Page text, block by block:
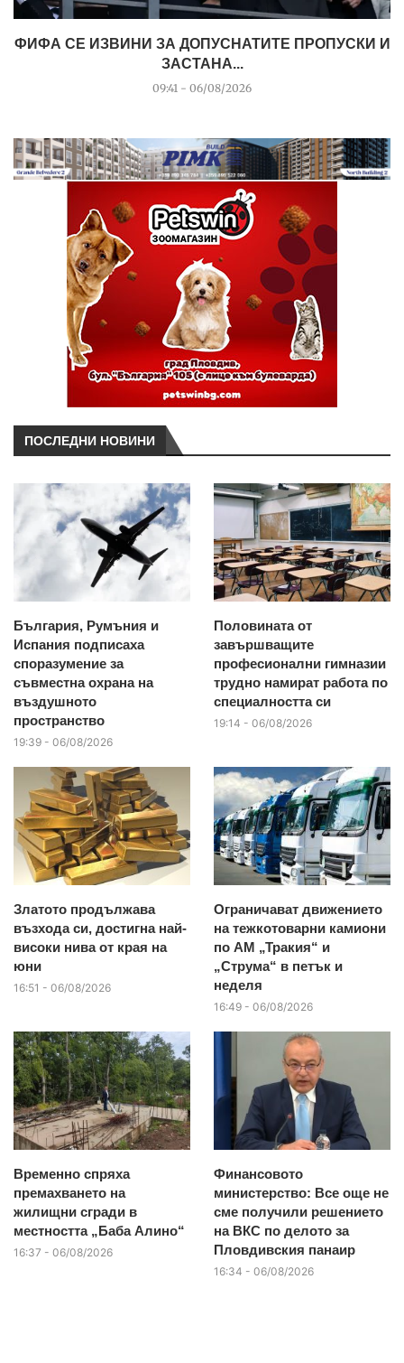
ФИФА СЕ ИЗВИНИ ЗА ДОПУСНАТИТЕ ПРОПУСКИ И
ЗАСТАНА...
09:41 - 06/08/2026
ПОСЛЕДНИ НОВИНИ
България, Румъния и
Испания подписаха
споразумение за
съвместна охрана на
въздушното
пространство
19:39 - 06/08/2026
Половината от
завършващите
професионални гимназии
трудно намират работа по
специалността си
19:14 - 06/08/2026
Златото продължава
възхода си, достигна най-
високи нива от края на
юни
16:51 - 06/08/2026
Ограничават движението
на тежкотоварни камиони
по АМ „Тракия“ и
„Струма“ в петък и
неделя
16:49 - 06/08/2026
Временно спряха
премахването на
жилищни сгради в
местността „Баба Алино“
16:37 - 06/08/2026
Финансовото
министерство: Все още не
сме получили решението
на ВКС по делото за
Пловдивския панаир
16:34 - 06/08/2026